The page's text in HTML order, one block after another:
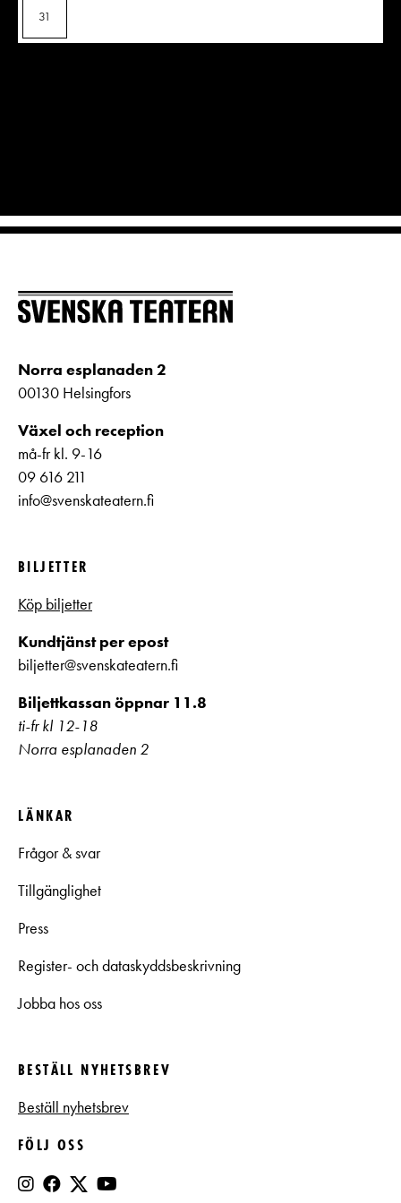
31
Norra esplanaden 2
00130 Helsingfors
Växel och reception
må-fr kl. 9-16
09 616 211
info@svenskateatern.fi
BILJETTER
Köp biljetter
Kundtjänst per epost
biljetter@svenskateatern.fi
Biljettkassan öppnar 11.8
ti-fr kl 12-18
Norra esplanaden 2
LÄNKAR
Frågor & svar
Tillgänglighet
Press
Register- och dataskyddsbeskrivning
Jobba hos oss
BESTÄLL NYHETSBREV
Beställ nyhetsbrev
FÖLJ OSS